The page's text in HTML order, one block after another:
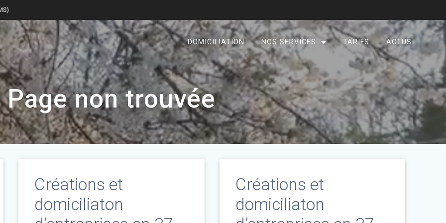
DOMICILIATION NOS SERVICES TARIFS ACTUS
Page non trouvée
Créations et
domiciliaton
Créations et
domiciliaton